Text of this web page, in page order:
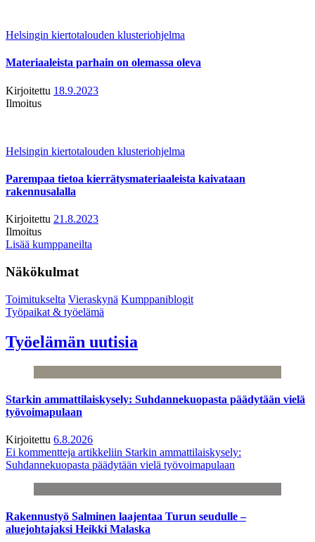
Helsingin kiertotalouden klusteriohjelma
Materiaaleista parhain on olemassa oleva
Kirjoitettu 18.9.2023
Ilmoitus
Helsingin kiertotalouden klusteriohjelma
Parempaa tietoa kierrätysmateriaaleista kaivataan
rakennusalalla
Kirjoitettu 21.8.2023
Ilmoitus
Lisää kumppaneilta
Näkökulmat
Toimitukselta Vieraskynä Kumppaniblogit
Työpaikat & työelämä
Työelämän uutisia
Starkin ammattilaiskysely: Suhdannekuopasta päädytään vielä
työvoimapulaan
Kirjoitettu 6.8.2026
Ei kommentteja artikkeliin Starkin ammattilaiskysely:
Suhdannekuopasta päädytään vielä työvoimapulaan
Rakennustyö Salminen laajentaa Turun seudulle –
aluejohtajaksi Heikki Malaska